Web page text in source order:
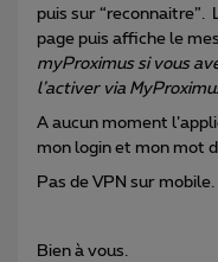
puis sur “reconnaitre”.
page puis affiche le
myProximus si vous
l’activer via
A aucun moment
mon login et mon mot
Pas de VPN sur
Bien à vous.